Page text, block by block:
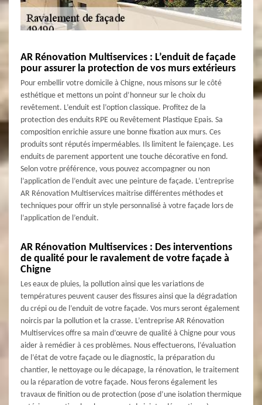
AR Rénovation Multiservices : L’enduit de façade
pour assurer la protection de vos murs extérieurs
Pour embellir votre domicile à Chigne, nous misons sur le côté
esthétique et mettons un point d’honneur sur le choix du
revêtement. L’enduit est l’option classique. Profitez de la
protection des enduits RPE ou Revêtement Plastique Epais. Sa
composition enrichie assure une bonne fixation aux murs. Ces
produits sont réputés imperméables. Ils limitent le faïençage. Les
enduits de parement apportent une touche décorative en fond.
Selon votre préférence, vous pouvez accompagner ou non
l’application de l’enduit avec une peinture de façade. L’entreprise
AR Rénovation Multiservices maitrise différentes méthodes et
techniques pour offrir un style personnalisé à votre façade lors de
l’application de l’enduit.
AR Rénovation Multiservices : Des interventions
de qualité pour le ravalement de votre façade à
Chigne
Les eaux de pluies, la pollution ainsi que les variations de
températures peuvent causer des fissures ainsi que la dégradation
du crépi ou de l’enduit de votre façade. Vos murs seront également
noircis par la pollution et la crasse. L’entreprise AR Rénovation
Multiservices offre sa main d’œuvre de qualité à Chigne pour vous
aider à remédier à ces problèmes. Nous effectuerons, l’évaluation
de l’état de votre façade ou le diagnostic, la préparation du
chantier, le nettoyage ou le décapage, la rénovation, le traitement
ou la réparation de votre façade. Nous ferons également les
travaux de finition ou de protection (pose d’une isolation thermique